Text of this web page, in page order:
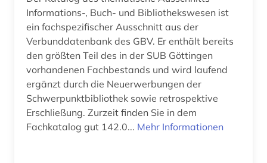
Informations-, Buch- und Bibliothekswesen ist
ein fachspezifischer Ausschnitt aus der
Verbunddatenbank des GBV. Er enthält bereits
den größten Teil des in der SUB Göttingen
vorhandenen Fachbestands und wird laufend
ergänzt durch die Neuerwerbungen der
Schwerpunktbibliothek sowie retrospektive
Erschließung. Zurzeit finden Sie in dem
Fachkatalog gut 142.0... Mehr Informationen